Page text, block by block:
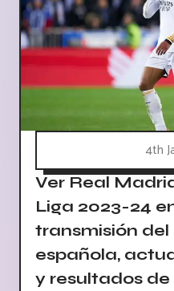
4th
Ver Real
Liga 2023-24
transmisión
española,
y resultados de